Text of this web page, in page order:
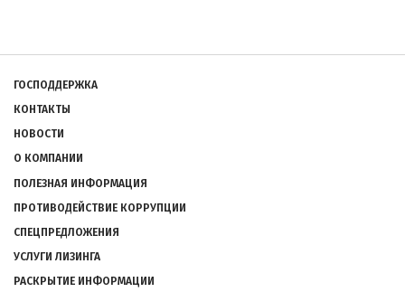
Подвал
ГОСПОДДЕРЖКА
КОНТАКТЫ
НОВОСТИ
О КОМПАНИИ
ПОЛЕЗНАЯ ИНФОРМАЦИЯ
ПРОТИВОДЕЙСТВИЕ КОРРУПЦИИ
СПЕЦПРЕДЛОЖЕНИЯ
УСЛУГИ ЛИЗИНГА
РАСКРЫТИЕ ИНФОРМАЦИИ